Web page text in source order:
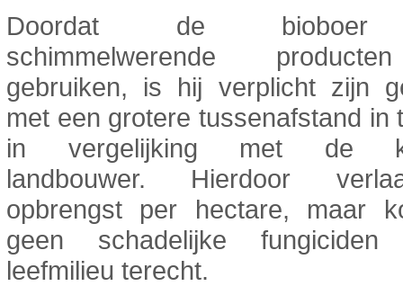
Doordat de bioboer
schimmelwerende
gebruiken, is hij verplicht zijn
met een grotere tussenafstand in
in vergelijking met de
landbouwer. Hierdoor
opbrengst per hectare, maar
geen schadelijke
leefmilieu terecht.